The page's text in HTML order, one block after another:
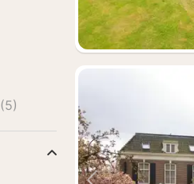
(5)